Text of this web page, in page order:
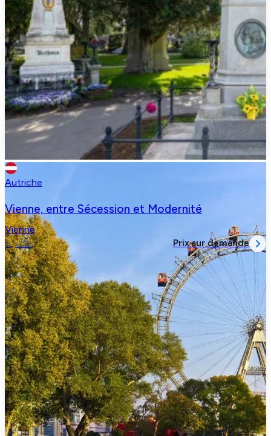
Autriche
Vienne, entre Sécession et Modernité
Vienne
4 jours Prix sur demande